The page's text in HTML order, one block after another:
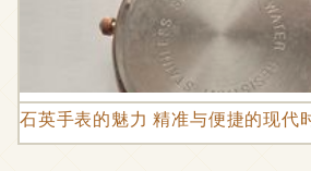
石英手表的魅力 精准与便捷的现代